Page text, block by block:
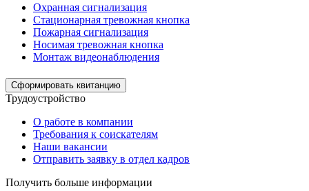
Охранная сигнализация
Стационарная тревожная кнопка
Пожарная сигнализация
Носимая тревожная кнопка
Монтаж видеонаблюдения
Сформировать квитанцию
Трудоустройство
О работе в компании
Требования к соискателям
Наши вакансии
Отправить заявку в отдел кадров
Получить больше информации